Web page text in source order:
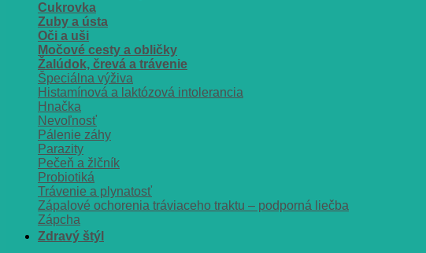
Cukrovka
Zuby a ústa
Oči a uši
Močové cesty a obličky
Žalúdok, črevá a trávenie
Špeciálna výživa
Histamínová a laktózová intolerancia
Hnačka
Nevoľnosť
Pálenie záhy
Parazity
Pečeň a žlčník
Probiotiká
Trávenie a plynatosť
Zápalové ochorenia tráviaceho traktu – podporná liečba
Zápcha
Zdravý štýl